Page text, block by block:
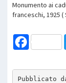
Monumento ai
franceschi, 1925
Facebook
Pubblicato